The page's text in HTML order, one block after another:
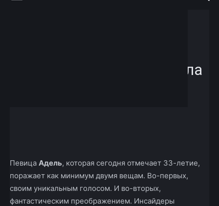
похудения Адель: правила
Певица Адель, которая сегодня отмечает 33-летие,
поражает как минимум двумя вещам. Во-первых,
своим уникальным голосом. И во-вторых,
фантастическим преображением. Инсайдеры